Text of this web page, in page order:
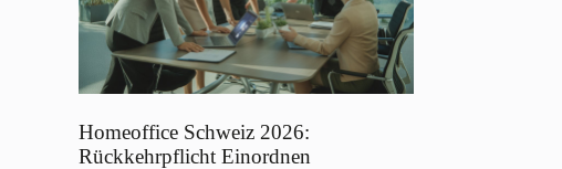
Homeoffice Schweiz 2026:
Rückkehrpflicht Einordnen